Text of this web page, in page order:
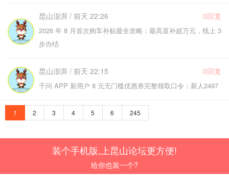
昆山澎湃 / 前天 22:26 0回复
2026 年 8 月首次购车补贴最全攻略：最高直补超万元，线上 3
步办结
昆山澎湃 / 前天 22:15 0回复
千问 APP 新用户 8 元无门槛优惠券完整领取口令：新人2497
1 2 3 4 5 6 245
装个手机版,上昆山论坛更方便!
给你也装一个?